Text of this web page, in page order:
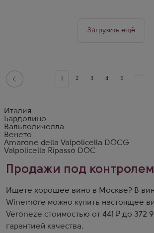
Загрузить ещё
2 3 4 5
Италия
Бардолино
Вальполичелла
Венето
Amarone della Valpolicella DOCG
Valpolicella Ripasso DOC
Продажи под
Ищете хорошее вино в Москве? В
Winemore можно купить настоящее
Veroneze стоимостью от 441 ₽ до 372
гарантией качества.